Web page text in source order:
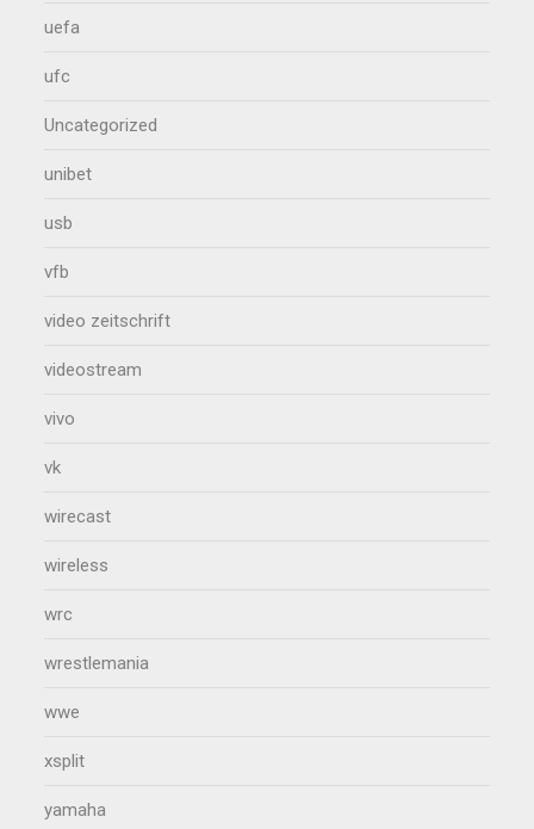
uefa
ufc
Uncategorized
unibet
usb
vfb
video zeitschrift
videostream
vivo
vk
wirecast
wireless
wrc
wrestlemania
wwe
xsplit
yamaha